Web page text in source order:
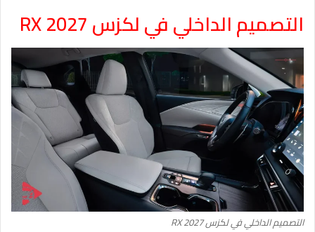
التصميم الداخلي في لكزس RX 2027
التصميم الداخلي في لكزس RX 2027